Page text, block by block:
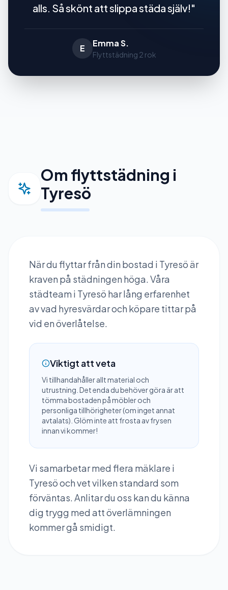
alls. Så skönt att slippa städa själv!"
E Emma S.
Flyttstädning 2 rok
Om flyttstädning i
Tyresö
När du flyttar från din bostad i Tyresöär
kraven på städningen höga. Våra
städteam i Tyresö har lång erfarenhet
av vad hyresvärdar och köpare tittar på
vid en överlåtelse.
Viktigt att veta
Vi tillhandahåller allt material och
utrustning. Det enda du behöver göra är att
tömma bostaden på möbler och
personliga tillhörigheter (om inget annat
avtalats). Glöm inte att frosta av frysen
innan vi kommer!
Vi samarbetar med flera mäklare i
Tyresöoch vet vilken standard som
förväntas. Anlitar du oss kan du känna
dig trygg med att överlämningen
kommer gå smidigt.